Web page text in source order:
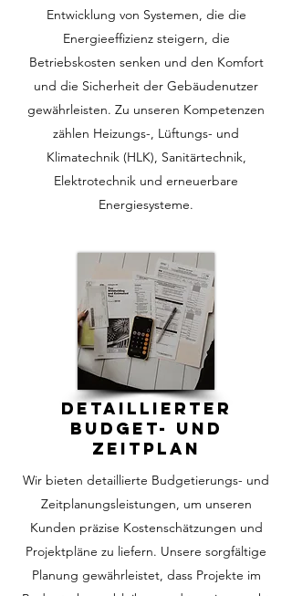
Entwicklung von Systemen, die die
Energieeffizienz steigern, die
Betriebskosten senken und den Komfort
und die Sicherheit der Gebäudenutzer
gewährleisten. Zu unseren Kompetenzen
zählen Heizungs-, Lüftungs- und
Klimatechnik (HLK), Sanitärtechnik,
Elektrotechnik und erneuerbare
Energiesysteme.
DETAILLIERTER
BUDGET- UND
ZEITPLAN
Wir bieten detaillierte Budgetierungs- und
Zeitplanungsleistungen, um unseren
Kunden präzise Kostenschätzungen und
Projektpläne zu liefern. Unsere sorgfältige
Planung gewährleistet, dass Projekte im